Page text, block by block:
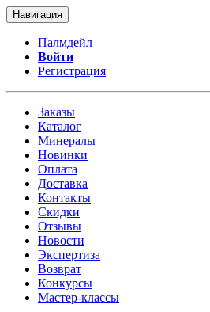
Навигация
Палмдейл
Войти
Регистрация
Заказы
Каталог
Минералы
Новинки
Оплата
Доставка
Контакты
Скидки
Отзывы
Новости
Экспертиза
Возврат
Конкурсы
Мастер-классы